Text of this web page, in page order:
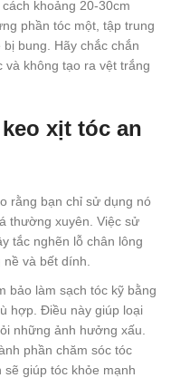
khoảng 20-30cm
phần tóc một, tập trung
bung. Hãy chắc chắn
không tạo ra vệt trắng
xịt tóc an
rằng bạn chỉ sử dụng nó
thường xuyên. Việc sử
tắc nghẽn lỗ chân lông
và bết dính.
bảo làm sạch tóc kỹ bằng
hợp. Điều này giúp loại
những ảnh hưởng xấu.
phần chăm sóc tóc
giúp tóc khỏe mạnh